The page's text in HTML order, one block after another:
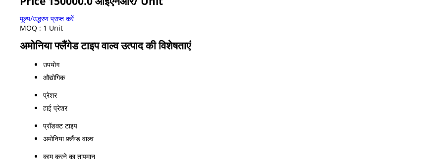
मूल्य/उद्धरण प्राप्त करें
MOQ : 1 Unit
अमोनिया फ्लैंगेड टाइप वाल्व उत्पाद की विशेषताएं
उपयोग
औद्योगिक
प्रेशर
हाई प्रेशर
प्रॉडक्ट टाइप
अमोनिया फ़्लैंग्ड वाल्व
काम करने का तापमान